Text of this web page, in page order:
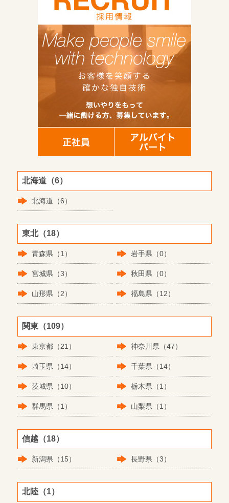
北海道（6）
北海道（6）
東北（18）
青森県（1） 岩手県（0）
宮城県（3） 秋田県（0）
山形県（2） 福島県（12）
関東（109）
東京都（21） 神奈川県（47）
埼玉県（14） 千葉県（14）
茨城県（10） 栃木県（1）
群馬県（1） 山梨県（1）
信越（18）
新潟県（15） 長野県（3）
北陸（1）